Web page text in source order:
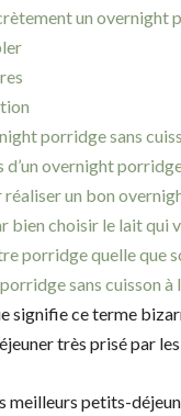
un overnight
porridge sans
overnight
un bon
bien choisir le lait qui
porridge quelle que
sans cuisson à
signifie ce terme
très prisé par
petits-